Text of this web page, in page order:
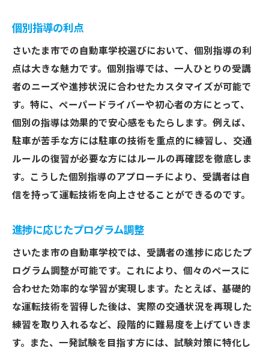
個別指導の利点
さいたま市での自動車学校選びにおいて、個別指導の利
点は大きな魅力です。個別指導では、一人ひとりの受講
者のニーズや進捗状況に合わせたカスタマイズが可能で
す。特に、ペーパードライバーや初心者の方にとって、
個別の指導は効果的で安心感をもたらします。例えば、
駐車が苦手な方には駐車の技術を重点的に練習し、交通
ルールの復習が必要な方にはルールの再確認を徹底しま
す。こうした個別指導のアプローチにより、受講者は自
信を持って運転技術を向上させることができるのです。
進捗に応じたプログラム調整
さいたま市の自動車学校では、受講者の進捗に応じたプ
ログラム調整が可能です。これにより、個々のペースに
合わせた効率的な学習が実現します。たとえば、基礎的
な運転技術を習得した後は、実際の交通状況を再現した
練習を取り入れるなど、段階的に難易度を上げていきま
す。また、一発試験を目指す方には、試験対策に特化し